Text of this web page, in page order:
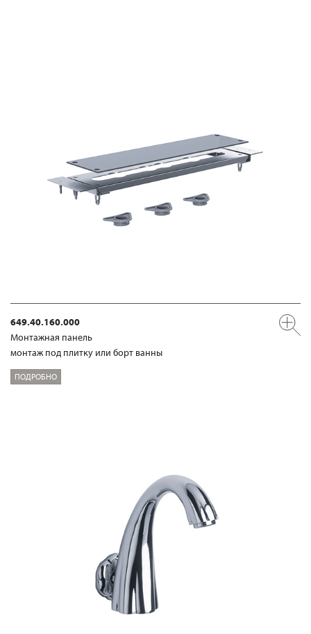
649.40.160.000
Mонтажная панель
монтаж под плитку или борт ванны
ПОДРОБНО